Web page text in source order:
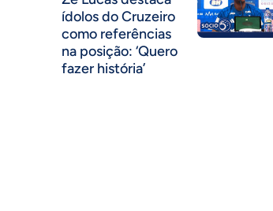
ídolos do Cruzeiro
como referências
na posição: ‘Quero
fazer história’